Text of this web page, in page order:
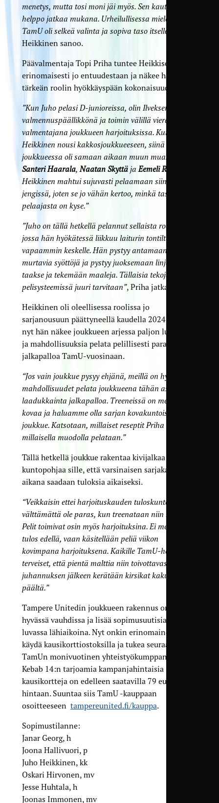
menetys, mutta tosi moni jäi myös. Sen kautta oli
helppo jatkaa mukana. Urheilullisessa mielessä
TamU oli selkeä valinta ja sopiva taso itselleni”
Heikkinen sanoo.
Päävalmentaja Topi Priha tuntee Heikkisen
erinomaisesti jo entuudestaan ja näkee hänelle
tärkeän roolin hyökkäyspään kokonaisuudessa.
”Kun Juho pelasi D-junioreissa, olin Ilveksen
valmennuspäällikkönä ja toimin välillä vierailevana
valmentajana joukkueen harjoituksissa. Kun
Heikkinen nousi kakkosjoukkueeseen, siinä
joukkueessa oli samaan aikaan muun muassa
Santeri Haarala,Naatan SkyttäjaEemeli Raittinen
Heikkinen mahtui sujuvasti pelaamaan siinäkin
jengissä, joten se jo vähän kertoo, minkä tason
pelaajasta on kyse.”
”Juho on tällä hetkellä pelannut sellaista roolia,
jossa hän hyökätessä liikkuu laiturin tontilta
vapaammin keskelle. Hän pystyy antamaan
murtavia syöttöjä ja pystyy juoksemaan linjan
taakse ja tekemään maaleja. Tällaisia tekoja meidän
pelisysteemissä juuri tarvitaan”, Priha jatkaa.
Heikkinen oli oleellisessa roolissa jo
sarjanousuun päättyneellä kaudella 2024, mutta
nyt hän näkee joukkueen arjessa paljon lupaavaa
ja mahdollisuuksia pelata pelillisesti parasta
jalkapalloa TamU-vuosinaan.
“Jos vain joukkue pysyy ehjänä, meillä on hyvät
mahdollisuudet pelata joukkueena tähän asti
laadukkainta jalkapalloa. Treeneissä on menty
kovaa ja haluamme olla sarjan kovakuntoisin
joukkue. Katsotaan, millaiset reseptit Priha keksii ja
millaisella muodolla pelataan.”
Tällä hetkellä joukkue rakentaa kivijalkaa ja
kuntopohjaa sille, että varsinaisen sarjakauden
aikana saadaan tuloksia aikaiseksi.
“Veikkaisin ettei harjoituskauden tuloskunto
välttämättä ole paras, kun treenataan niin kovaa.
Pelit toimivat osin myös harjoituksina. Ei mennä
tulos edellä, vaan käsitellään peliä viikon
kovimpana harjoituksena. Kaikille TamU-henkisille
terveiset, että pientä malttia niin toivottavasti
juhannuksen jälkeen kerätään kirsikat kakun
päältä.”
Tampere Unitedin joukkueen rakennus on
hyvässä vauhdissa ja lisää sopimusuutisia on
luvassa lähiaikoina. Nyt onkin erinomainen hetki
käydä kausikorttiostoksilla ja tukea seuraa, sillä
TamUn monivuotinen yhteistyökumppani Pizza
Kebab 14:n tarjoamia kampanjahintaisia
kausikortteja on edelleen saatavilla 79 euron
hintaan. Suuntaa siis TamU -kauppaan
osoitteeseen tampereunited.fi/kauppa.
Sopimustilanne:
Janar Georg, h
Joona Hallivuori, p
Juho Heikkinen, kk
Oskari Hirvonen, mv
Jesse Huhtala, h
Joonas Immonen, mv